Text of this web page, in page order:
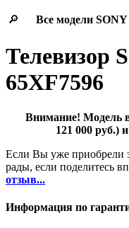
🔎 Все модели SONY
Телевизор
65XF7596
Внимание! Модель
121 000 руб.)
Если Вы уже приобрели
рады, если поделитесь
отзыв...
Информация по